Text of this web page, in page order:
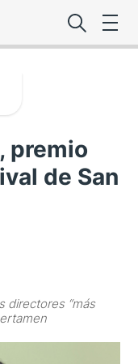
de la
premio
de San
directores “más